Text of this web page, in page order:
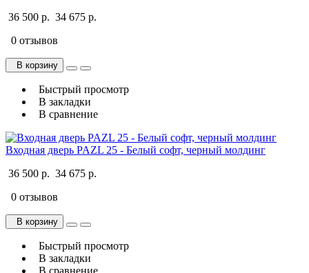
36 500 р. 34 675 р.
0 отзывов
В корзину
Быстрый просмотр
В закладки
В сравнение
Входная дверь PAZL 25 - Белый софт, черный молдинг
36 500 р. 34 675 р.
0 отзывов
В корзину
Быстрый просмотр
В закладки
В сравнение